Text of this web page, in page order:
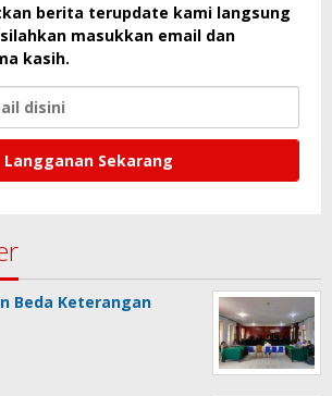
berita terupdate kami langsung
masukkan email dan
kasih.
Beda Keterangan